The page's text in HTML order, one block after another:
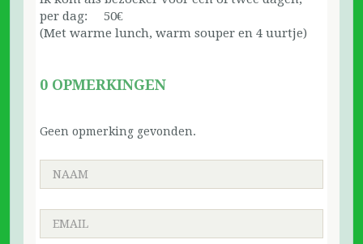
per dag: 50€
(Met warme lunch, warm souper en 4 uurtje)
0 OPMERKINGEN
Geen opmerking gevonden.